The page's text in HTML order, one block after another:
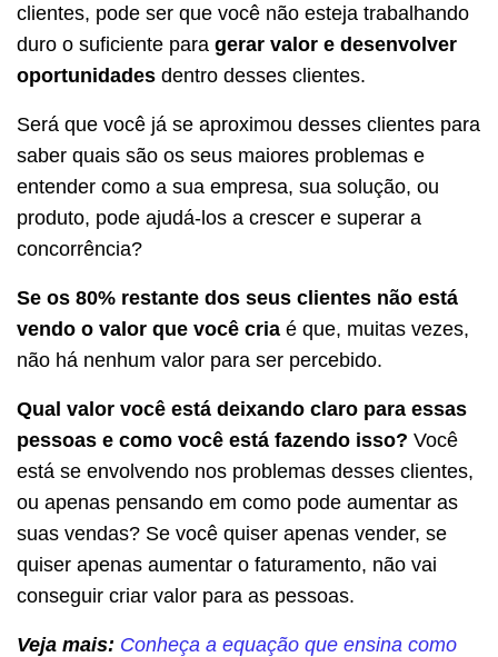
clientes, pode ser que você não esteja trabalhando
duro o suficiente para gerar valor e desenvolver
oportunidades dentro desses clientes.
Será que você já se aproximou desses clientes para
saber quais são os seus maiores problemas e
entender como a sua empresa, sua solução, ou
produto, pode ajudá-los a crescer e superar a
concorrência?
Se os 80% restante dos seus clientes não está
vendo o valor que você cria é que, muitas vezes,
não há nenhum valor para ser percebido.
Qual valor você está deixando claro para essas
pessoas e como você está fazendo isso? Você
está se envolvendo nos problemas desses clientes,
ou apenas pensando em como pode aumentar as
suas vendas? Se você quiser apenas vender, se
quiser apenas aumentar o faturamento, não vai
conseguir criar valor para as pessoas.
Veja mais: Conheça a equação que ensina como